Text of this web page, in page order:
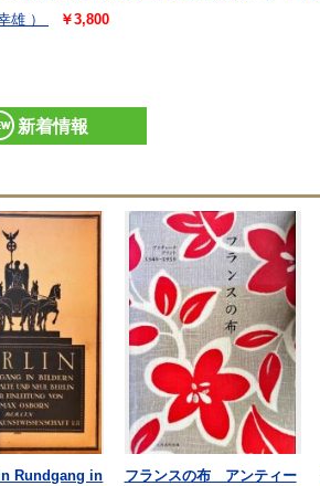
雄 ）
￥3,800
新着情報
Rundgang in
フランスの布 アンティー